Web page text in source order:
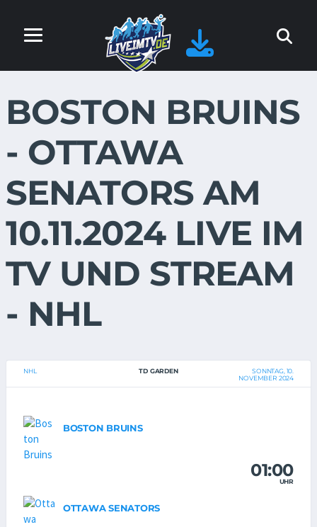
BOSTON BRUINS
- OTTAWA
SENATORS AM
10.11.2024 LIVE IM
TV UND STREAM
- NHL
NHL TD GARDEN
SONNTAG, 10.
NOVEMBER 2024
BOSTON BRUINS
01:00
UHR
OTTAWA SENATORS